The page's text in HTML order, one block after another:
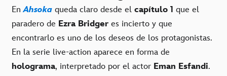
EnAhsoka queda claro desde el capítulo 1 que el
paradero de Ezra Bridger es incierto y que
encontrarlo es uno de los deseos de los protagonistas.
En la serie live-action aparece en forma de
holograma, interpretado por el actor Eman Esfandi.